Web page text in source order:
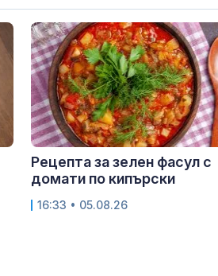
Рецепта за зелен фасул с
домати по кипърски
16:33 • 05.08.26